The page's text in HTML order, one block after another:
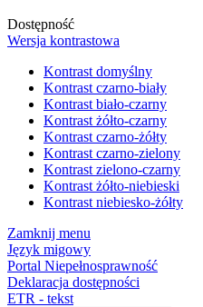
Dostępność
Wersja kontrastowa
Kontrast domyślny
Kontrast czarno-biały
Kontrast biało-czarny
Kontrast żółto-czarny
Kontrast czarno-żółty
Kontrast czarno-zielony
Kontrast zielono-czarny
Kontrast żółto-niebieski
Kontrast niebiesko-żółty
Zamknij menu
Język migowy
Portal Niepełnosprawność
Deklaracja dostępności
ETR - tekst